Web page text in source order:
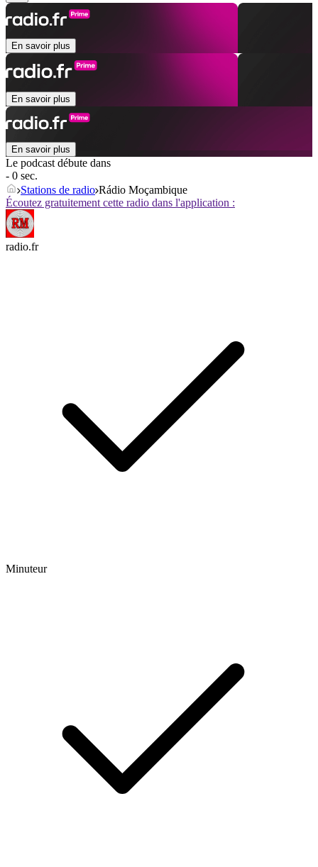
En savoir plus
En savoir plus
En savoir plus
Le podcast débute dans
- 0 sec.
Stations de radio Rádio Moçambique
Écoutez gratuitement cette radio dans l'application :
radio.fr
Minuteur